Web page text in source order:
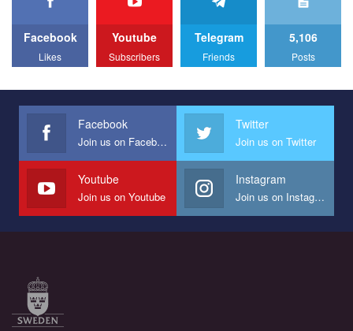
All you have to do is to press "Like" below the video.
Эмоционально сильный ролик от команды "Гей-альянс
представляющий программу развития организации.
Мы просим вас поддержать нас и помочь нам реализовать
наш план по борьбе с насилием и дискриминацией на почве
СОГИ в Украине.
Все, что вам нужно сделать - это зайти на наш канал YouTube
по этой ссылке и поставить лайк под видео.
Facebook
Likes
Youtube
Subscribers
Telegram
Friends
5,106
Posts
Facebook
Join us on Facebook
Twitter
Join us on Twitter
Youtube
Join us on Youtube
Instagram
Join us on Instagram